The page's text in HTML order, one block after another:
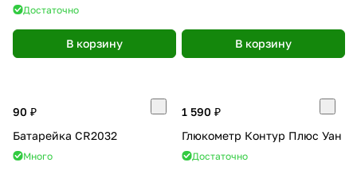
Достаточно
В корзину В корзину
90 ₽
Батарейка CR2032
Много
1 590 ₽
Глюкометр Контур Плюс Уан
Достаточно